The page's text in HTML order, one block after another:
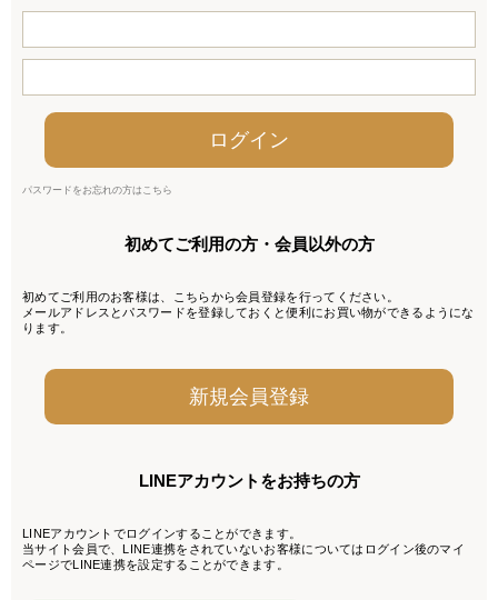
パスワードをお忘れの方はこちら
初めてご利用の方・会員以外の方
初めてご利用のお客様は、こちらから会員登録を行ってください。
メールアドレスとパスワードを登録しておくと便利にお買い物ができるようにな
ります。
LINEアカウントをお持ちの方
LINEアカウントでログインすることができます。
当サイト会員で、LINE連携をされていないお客様についてはログイン後のマイ
ページでLINE連携を設定することができます。